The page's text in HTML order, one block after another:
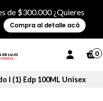
de $300.000 ¿Quieres
Compra al detalle acá
0
I (1) Edp 100ML Unisex